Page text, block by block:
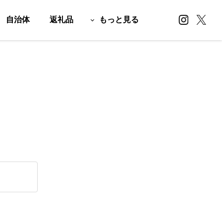
自治体 返礼品 もっと見る